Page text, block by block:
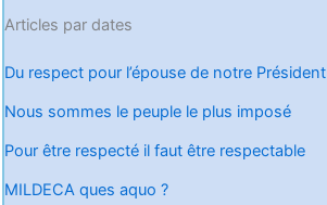
Articles par dates
Du respect pour l’épouse de notre Président
Nous sommes le peuple le plus imposé
Pour être respecté il faut être respectable
MILDECA ques aquo ?